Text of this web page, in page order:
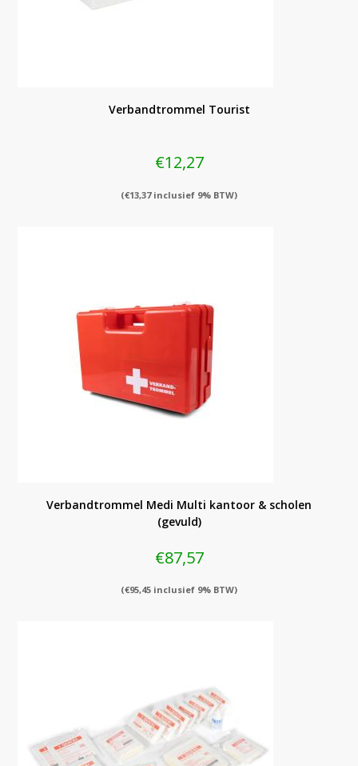
Verbandtrommel Tourist
€12,27
(€13,37inclusief 9% BTW)
Verbandtrommel Medi Multi kantoor & scholen
(gevuld)
€87,57
(€95,45 inclusief 9% BTW)